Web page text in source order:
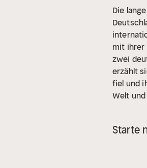
Die
mit ihrer
zwei
erzählt
fiel und
Welt
Starte